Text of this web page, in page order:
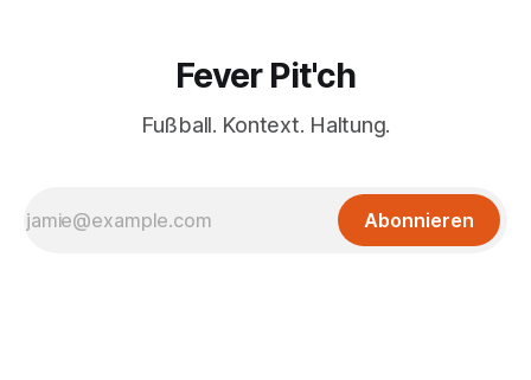
Fever Pit'ch
Fußball. Kontext. Haltung.
Abonnieren